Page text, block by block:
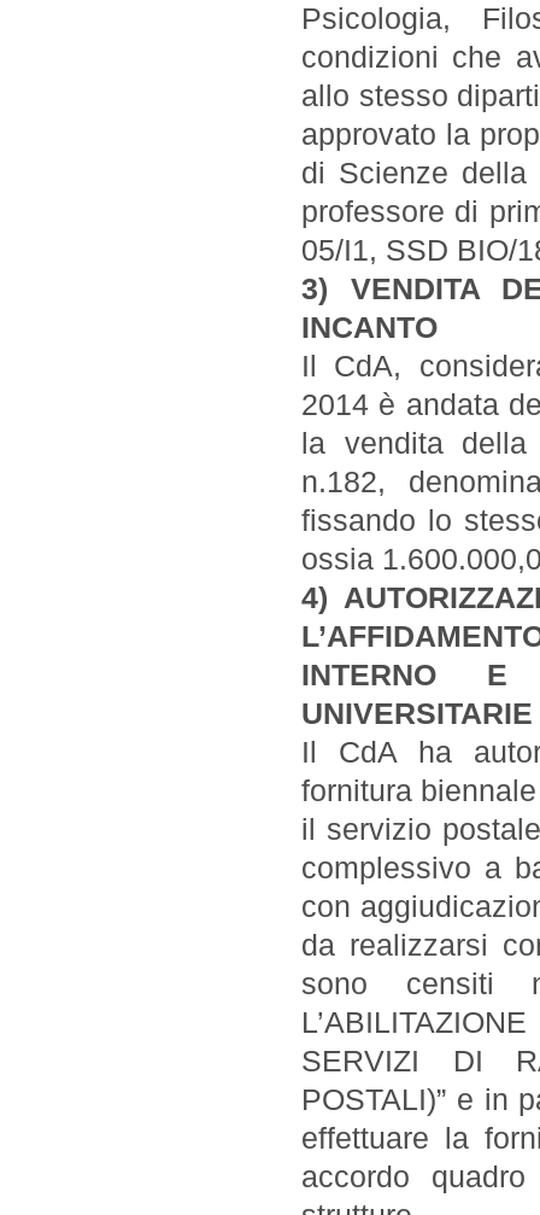
Psicologia,
condizioni che
allo stesso
approvato la
di Scienze della
professore di
05/I1, SSD BIO/
3) VENDITA
INCANTO
Il CdA,
2014 è andata
la vendita della
n.182,
fissando lo
ossia
4)
INTERNO E
Il CdA ha
fornitura
il servizio
complessivo a
con
da realizzarsi
sono censiti
SERVIZI DI
POSTALI)” e in
effettuare la
accordo